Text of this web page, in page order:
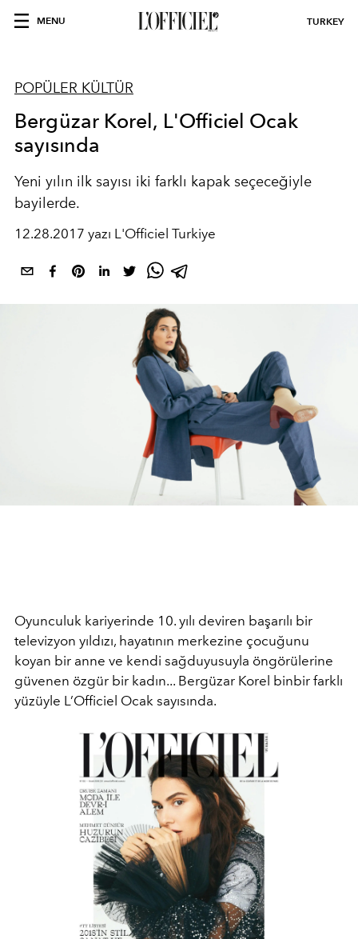
MENU TURKEY
POPÜLER KÜLTÜR
Bergüzar Korel, L'Officiel Ocak
sayısında
Yeni yılın ilk sayısı iki farklı kapak seçeceğiyle
bayilerde.
12.28.2017 yazı L'Officiel Turkiye
Oyunculuk kariyerinde 10. yılı deviren başarılı bir
televizyon yıldızı, hayatının merkezine çocuğunu
koyan bir anne ve kendi sağduyusuyla öngörülerine
güvenen özgür bir kadın... Bergüzar Korel binbir farklı
yüzüyle L’Officiel Ocak sayısında.